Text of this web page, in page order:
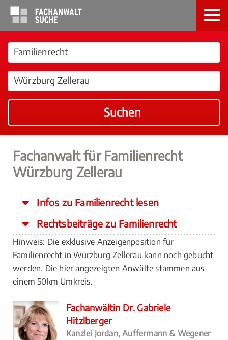
Suchen
Fachanwalt für Familienrecht
Würzburg Zellerau
Infos zu Familienrecht lesen
Rechtsbeiträge zu Familienrecht
Hinweis: Die exklusive Anzeigenposition für
Familienrecht in Würzburg Zellerau kann noch gebucht
werden. Die hier angezeigten Anwälte stammen aus
einem 50km Umkreis.
Fachanwältin Dr. Gabriele
Hitzlberger
Kanzlei Jordan, Auffermann & Wegener